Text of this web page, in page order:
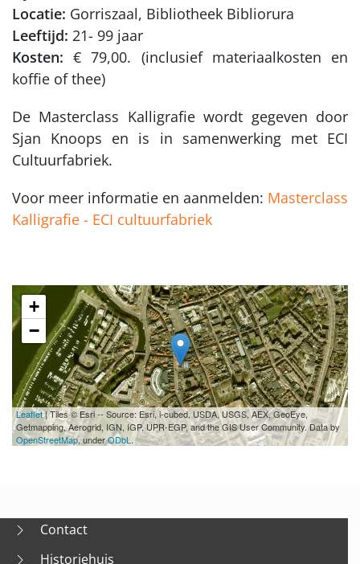
Locatie: Gorriszaal, Bibliotheek Bibliorura
Leeftijd: 21- 99 jaar
Kosten:€ 79,00. (inclusief materiaalkosten en
koffie of thee)
De Masterclass Kalligrafie wordt gegeven door
Sjan Knoops en is in samenwerking met ECI
Cultuurfabriek.
Voor meer informatie en aanmelden: Masterclass
Kalligrafie - ECI cultuurfabriek
+
−
Leaflet| Tiles © Esri -- Source: Esri, i-cubed, USDA, USGS, AEX, GeoEye,
Getmapping, Aerogrid, IGN, IGP, UPR-EGP, and the GIS User Community. Data by
OpenStreetMap, underODbL.
Contact
Historiehuis